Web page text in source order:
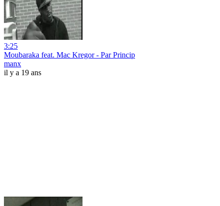
3:25
Moubaraka feat. Mac Kregor - Par Princip
manx
il y a 19 ans